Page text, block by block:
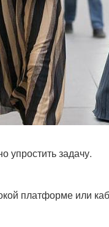
упростить задачу.
платформе или